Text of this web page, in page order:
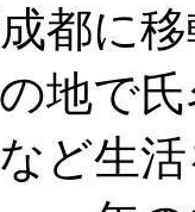
都に
地で
ど生